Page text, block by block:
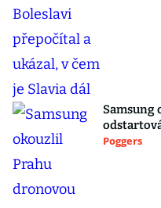
Samsung
Poggers